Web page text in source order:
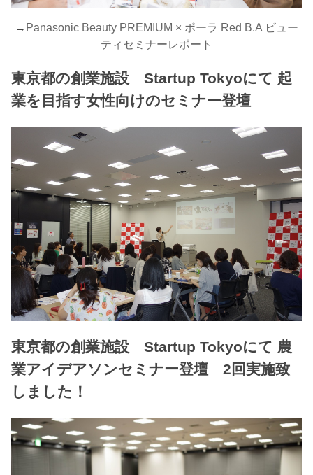
→ Panasonic Beauty PREMIUM × ポーラ Red B.A ビュー
ティセミナーレポート
東京都の創業施設 Startup Tokyoにて 起
業を目指す女性向けのセミナー登壇
東京都の創業施設 Startup Tokyoにて 農
業アイデアソンセミナー登壇 2回実施致
しました！